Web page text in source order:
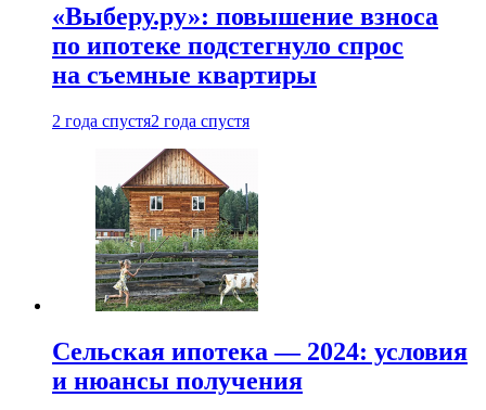
«Выберу.ру»: повышение взноса
по ипотеке подстегнуло спрос
на съемные квартиры
2 года спустя2 года спустя
Сельская ипотека — 2024: условия
и нюансы получения